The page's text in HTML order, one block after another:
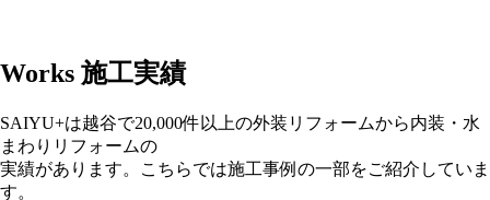
Works 施工実績
SAIYU+は越谷で20,000件以上の外装リフォームから内装・水
まわりリフォームの
実績があります。こちらでは施工事例の一部をご紹介していま
す。